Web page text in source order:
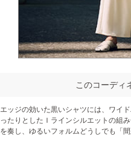
このコーディ
エッジの効いた黒いシャツには、ワイ
ったりとしたＩラインシルエットの組
を奏し、ゆるいフォルムどうしでも「間